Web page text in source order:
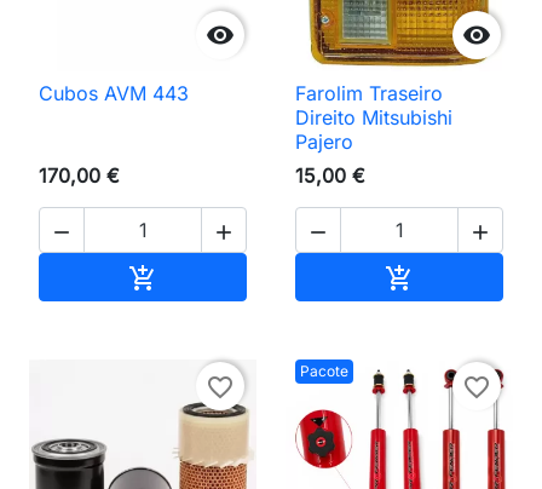

Cubos AVM 443
170,00 €
 


Farolim Traseiro
Direito Mitsubishi
Pajero
15,00 €
 

favorite_border
Pacote
favorite_border